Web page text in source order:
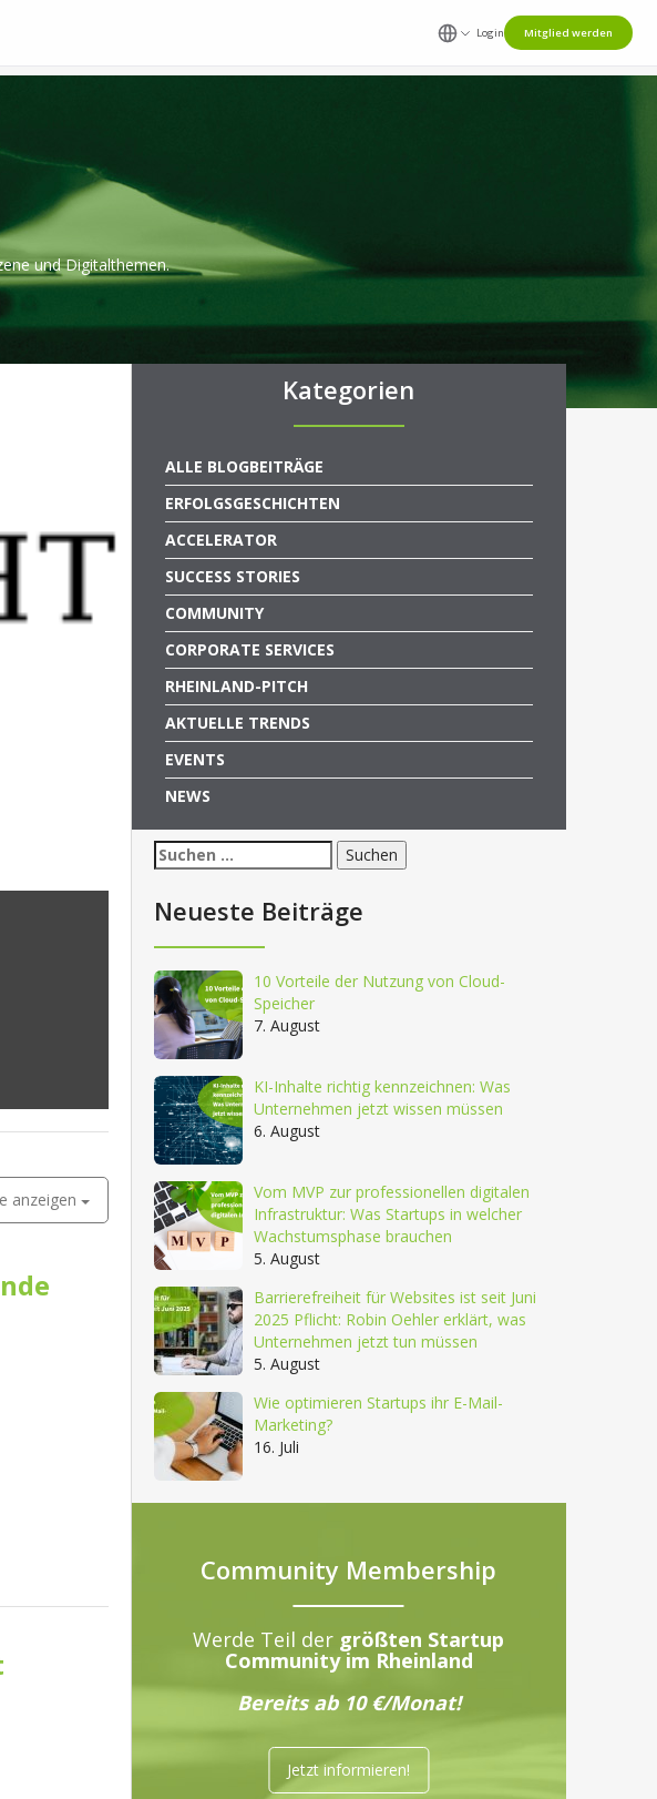
Login Mitglied werden
und Digitalthemen.
anzeigen
Kategorien
ALLE BLOGBEITRÄGE
ERFOLGSGESCHICHTEN
ACCELERATOR
SUCCESS STORIES
COMMUNITY
CORPORATE SERVICES
RHEINLAND-PITCH
AKTUELLE TRENDS
EVENTS
NEWS
Suchen
nach:
Neueste Beiträge
10 Vorteile der Nutzung von Cloud-
Speicher
7. August
KI-Inhalte richtig kennzeichnen: Was
Unternehmen jetzt wissen müssen
6. August
Vom MVP zur professionellen digitalen
Infrastruktur: Was Startups in welcher
Wachstumsphase brauchen
5. August
Barrierefreiheit für Websites ist seit Juni
2025 Pflicht: Robin Oehler erklärt, was
Unternehmen jetzt tun müssen
5. August
Wie optimieren Startups ihr E-Mail-
Marketing?
16. Juli
Community Membership
Werde Teil der größten Startup
Community im Rheinland
Bereits ab 10 €/Monat!
Jetzt informieren!